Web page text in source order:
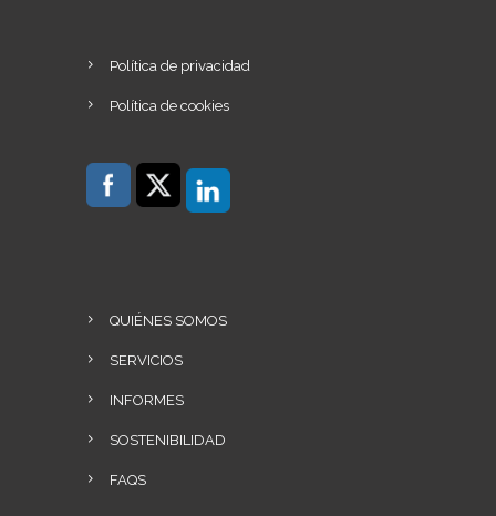
Política de privacidad
Política de cookies
QUIÉNES SOMOS
SERVICIOS
INFORMES
SOSTENIBILIDAD
FAQS